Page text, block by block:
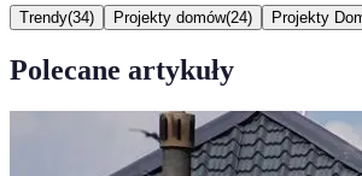
Trendy(34) Projekty domów(24) Projekty
Polecane artykuły